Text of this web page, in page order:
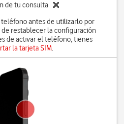
de tu consulta
teléfono antes de utilizarlo por
restablecer la configuración
de activar el teléfono, tienes
la tarjeta SIM.